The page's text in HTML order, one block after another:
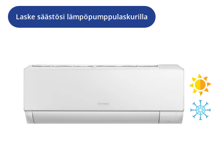
Laske säästösi lämpöpumppulaskurilla